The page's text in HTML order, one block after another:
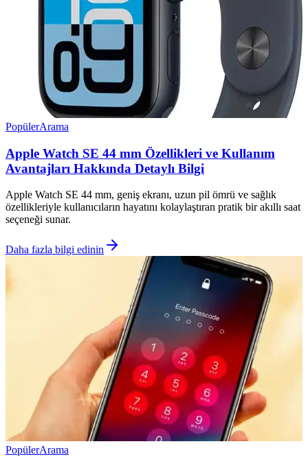
PopülerArama
Apple Watch SE 44 mm Özellikleri ve Kullanım
Avantajları Hakkında Detaylı Bilgi
Apple Watch SE 44 mm, geniş ekranı, uzun pil ömrü ve sağlık
özellikleriyle kullanıcıların hayatını kolaylaştıran pratik bir akıllı saat
seçeneği sunar.
Daha fazla bilgi edinin
PopülerArama